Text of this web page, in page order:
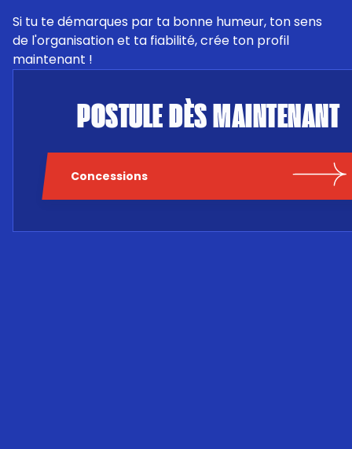
POSTULE DÈS MAINTENANT
Concessions
Si tu te démarques par ta bonne humeur, ton sens
de l'organisation et ta fiabilité, crée ton profil
maintenant !